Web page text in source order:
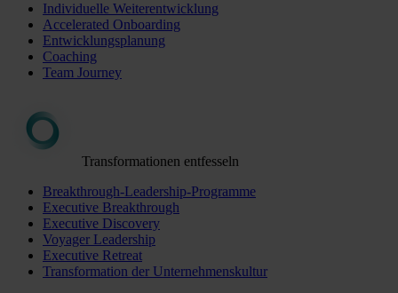
Individuelle Weiterentwicklung
Accelerated Onboarding
Entwicklungsplanung
Coaching
Team Journey
Transformationen entfesseln
Breakthrough-Leadership-Programme
Executive Breakthrough
Executive Discovery
Voyager Leadership
Executive Retreat
Transformation der Unternehmenskultur